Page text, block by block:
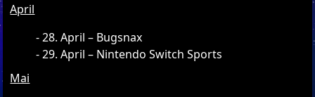
April
28. April – Bugsnax
29. April – Nintendo Switch Sports
Mai